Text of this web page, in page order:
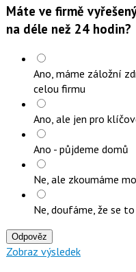
Máte ve firmě
na déle než 24 hodin?
Ano, máme záložní
celou firmu
Ano, ale jen pro
Ano - půjdeme domů
Ne, ale zkoumáme
Ne, doufáme, že se
Odpověz
Zobraz výsledek